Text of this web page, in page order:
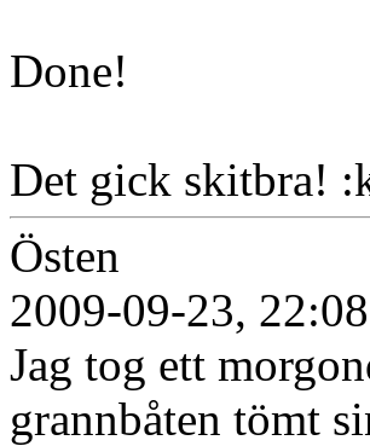
Done!
Det gick skitbra!
Östen
2009-09-23, 22:08
Jag tog ett
grannbåten tömt